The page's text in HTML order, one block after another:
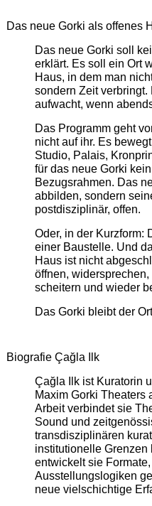
Das neue Gorki als offenes
Das neue Gorki soll
erklärt. Es soll ein Ort
Haus, in dem man
sondern Zeit
aufwacht, wenn
Das Programm geht
nicht auf ihr. Es
Studio, Palais,
für das neue Gorki
Bezugsrahmen. Das
abbilden, sondern
postdisziplinär, offen.
Oder, in der Kurzform:
einer Baustelle. Und
Haus ist nicht
öffnen,
scheitern und wieder
Das Gorki bleibt der
Biografie Çağla Ilk
Çağla Ilk ist Kuratorin
Maxim Gorki Theaters
Arbeit verbindet sie
Sound und
transdisziplinären
institutionelle Grenzen
entwickelt sie
Ausstellungslogiken
neue vielschichtige